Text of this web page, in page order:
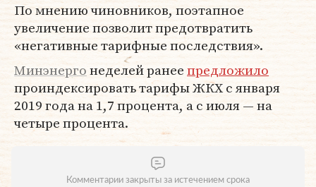
По мнению чиновников, поэтапное
увеличение позволит предотвратить
«негативные тарифные последствия».
Минэнергонеделей ранеепредложило
проиндексировать тарифы ЖКХ с января
2019 года на 1,7 процента, а с июля — на
четыре процента.
Комментарии закрыты за истечением срока